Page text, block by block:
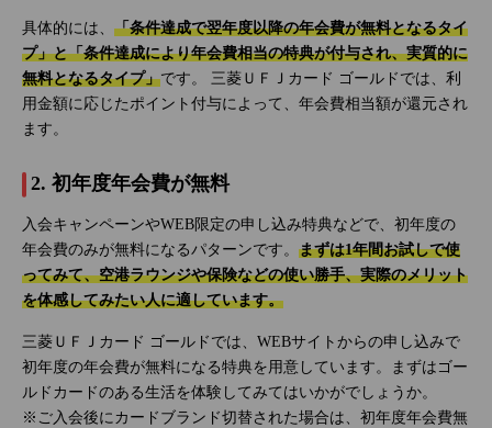
具体的には、 「条件達成で翌年度以降の年会費が無料となるタイ
プ」と「条件達成により年会費相当の特典が付与され、実質的に
無料となるタイプ」です。 三菱ＵＦＪカード ゴールドでは、利
用金額に応じたポイント付与によって、年会費相当額が還元され
ます。
2. 初年度年会費が無料
入会キャンペーンやWEB限定の申し込み特典などで、初年度の
年会費のみが無料になるパターンです。 まずは1年間お試しで使
ってみて、空港ラウンジや保険などの使い勝手、実際のメリット
を体感してみたい人に適しています。
三菱ＵＦＪカード ゴールドでは、WEBサイトからの申し込みで
初年度の年会費が無料になる特典を用意しています。まずはゴー
ルドカードのある生活を体験してみてはいかがでしょうか。
※ご入会後にカードブランド切替された場合は、初年度年会費無